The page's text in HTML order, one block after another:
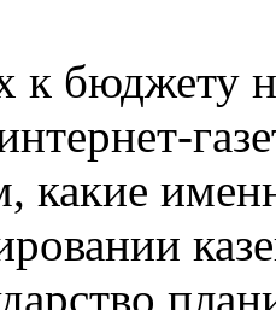
к бюджету
какие